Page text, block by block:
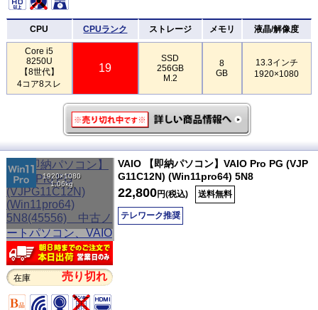
CPU CPUランク ストレージ メモリ 液晶/解像度
Core i5
8250U
【8世代】
4コア8スレ
19
SSD
256GB
M.2
8
GB
13.3インチ
1920×1080
1920×1080
1.06kg
在庫 売り切れ
VAIO 【即納パソコン】VAIO Pro PG (VJP
G11C12N) (Win11pro64) 5N8
22,800円(税込) 送料無料
テレワーク推奨